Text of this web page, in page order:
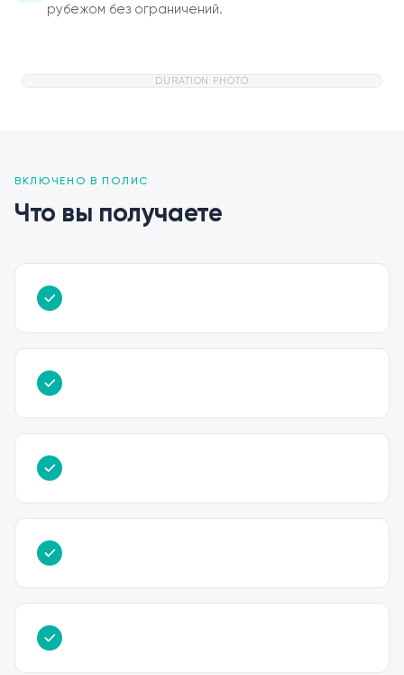
Обратная связь
рубежом без ограничений.
DURATION PHOTO
ВКЛЮЧЕНО В ПОЛИС
Что вы получаете